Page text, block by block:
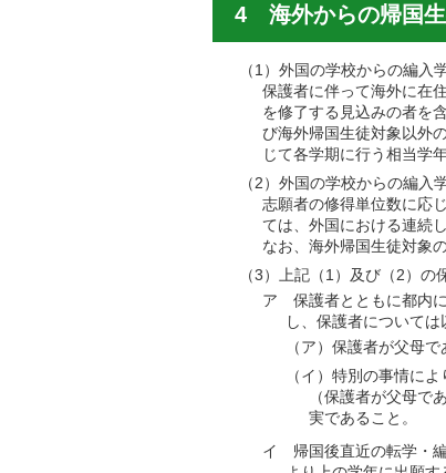
4 海外からの帰国
（1）外国の学校からの編入
保護者に伴って海外に在
を修了する見込みの者を
び海外帰国生徒対象以外
じて各学期に行う相当学
（2）外国の学校からの編入
志願者の修得単位数に応
ては、外国における連続
なお、海外帰国生徒対象
（3）上記（1）及び（2）の
ア 保護者とともに都内
し、保護者については
（ア）保護者が父母
（イ）特別の事情に
（保護者が父母で
実であること。
イ 帰国後直近の転学・